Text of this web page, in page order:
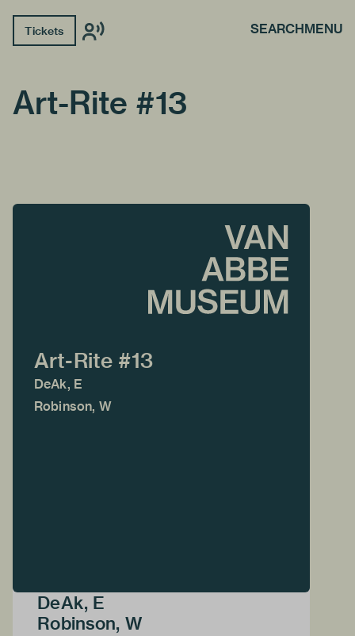
Tickets SEARCHMENU
Art-Rite #13
Art-Rite #13
DeAk, E
Robinson, W
DeAk, E
Robinson, W